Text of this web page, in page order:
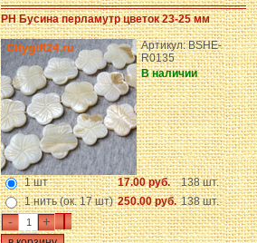
PH Бусина перламутр цветок 23-25 мм
Артикул: BSHE-
R0135
В наличии
1 шт 17.00 руб.
138 шт.
1 нить (ок. 17 шт) 250.00 руб. 138 шт.
- +